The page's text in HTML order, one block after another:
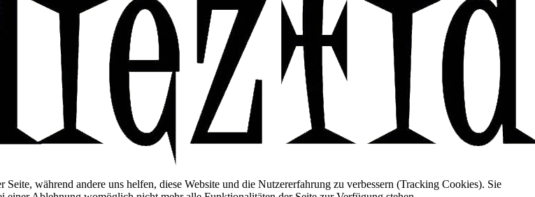
während andere uns helfen, diese Website und die Nutzererfahrung zu verbessern (Tracking Cookies). Sie